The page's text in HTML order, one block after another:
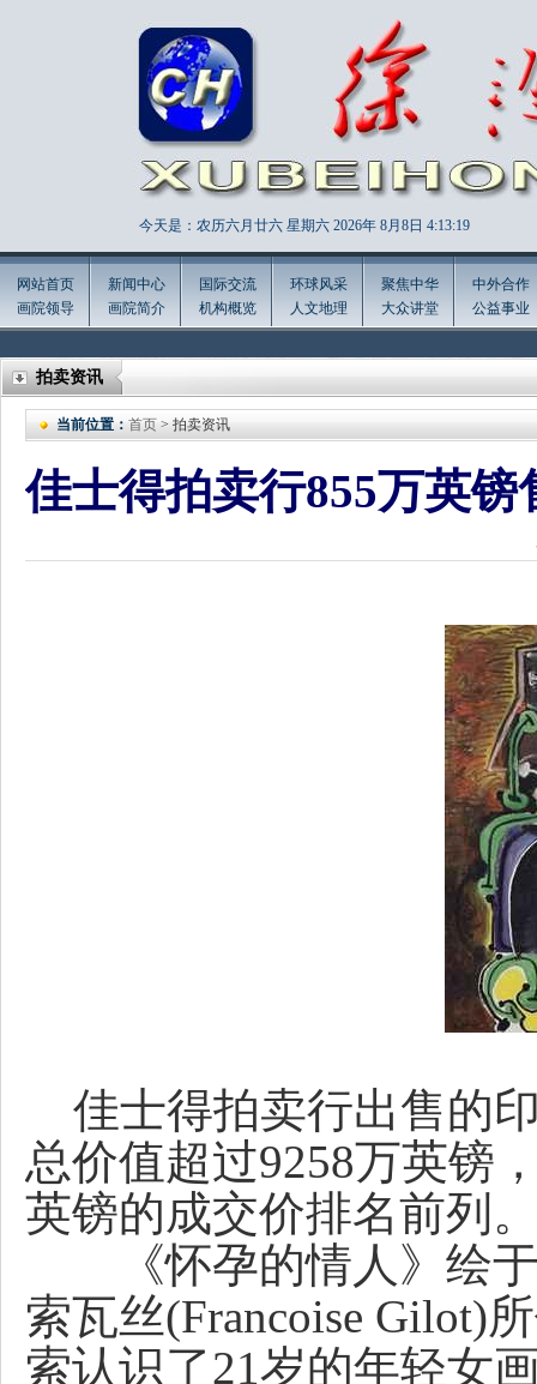
今天是：农历六月廿六 星期六 2026年 8月8日 4:13:20
网站首页
画院领导
新闻中心
画院简介
国际交流
机构概览
环球风采
人文地理
聚焦中华
大众讲堂
中外合作
公益事业
拍卖资讯
当前位置： 首页 > 拍卖资讯
佳士得拍卖行855万英
佳士得拍卖行出售的
总价值超过9258万英镑
英镑的成交价排名前列
《怀孕的情人》绘于
索瓦丝(Francoise Gilot)
索认识了21岁的年轻女